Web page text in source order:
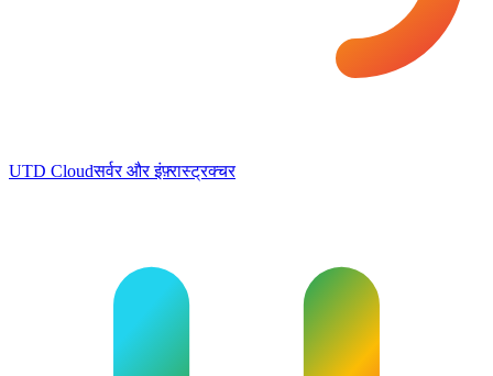
UTD Cloudसर्वर और इंफ़्रास्ट्रक्चर